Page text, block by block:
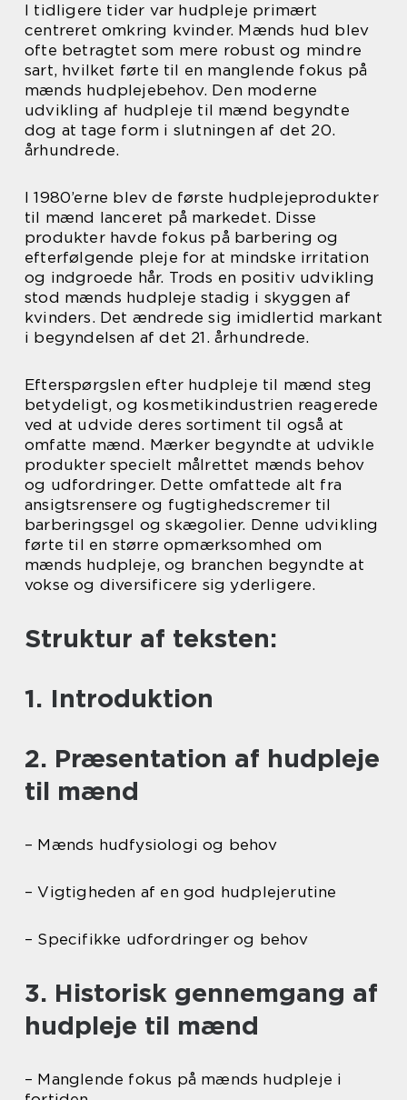
I tidligere tider var hudpleje primært
centreret omkring kvinder. Mænds hud blev
ofte betragtet som mere robust og mindre
sart, hvilket førte til en manglende fokus på
mænds hudplejebehov. Den moderne
udvikling af hudpleje til mænd begyndte
dog at tage form i slutningen af det 20.
århundrede.
I 1980’erne blev de første hudplejeprodukter
til mænd lanceret på markedet. Disse
produkter havde fokus på barbering og
efterfølgende pleje for at mindske irritation
og indgroede hår. Trods en positiv udvikling
stod mænds hudpleje stadig i skyggen af
kvinders. Det ændrede sig imidlertid markant
i begyndelsen af det 21. århundrede.
Efterspørgslen efter hudpleje til mænd steg
betydeligt, og kosmetikindustrien reagerede
ved at udvide deres sortiment til også at
omfatte mænd. Mærker begyndte at udvikle
produkter specielt målrettet mænds behov
og udfordringer. Dette omfattede alt fra
ansigtsrensere og fugtighedscremer til
barberingsgel og skægolier. Denne udvikling
førte til en større opmærksomhed om
mænds hudpleje, og branchen begyndte at
vokse og diversificere sig yderligere.
Struktur af teksten:
1. Introduktion
2. Præsentation af hudpleje
til mænd
– Mænds hudfysiologi og behov
– Vigtigheden af en god hudplejerutine
– Specifikke udfordringer og behov
3. Historisk gennemgang af
hudpleje til mænd
– Manglende fokus på mænds hudpleje i